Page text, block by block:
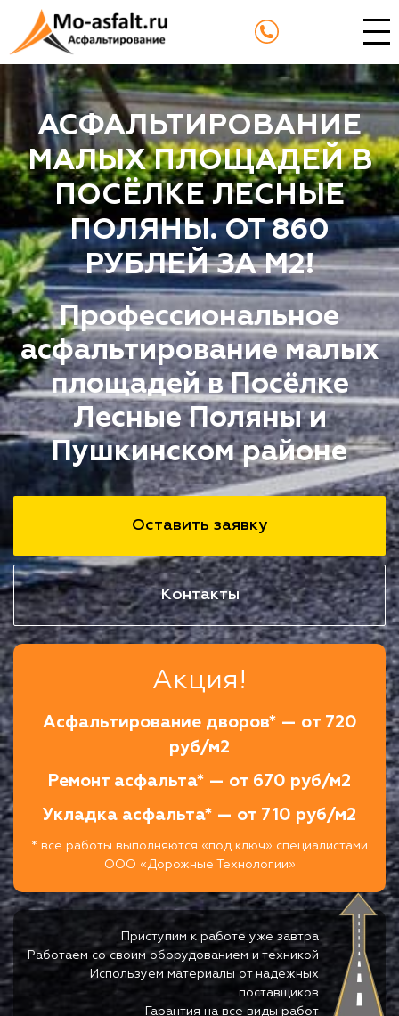
АСФАЛЬТИРОВАНИЕ
МАЛЫХ ПЛОЩАДЕЙ В
ПОСЁЛКЕ ЛЕСНЫЕ
ПОЛЯНЫ. ОТ 860
РУБЛЕЙ ЗА М2!
Профессиональное
асфальтирование малых
площадей в Посёлке
Лесные Поляны и
Пушкинском районе
Оставить заявку
Контакты
Акция!
Асфальтирование дворов* — от 720
руб/м2
Ремонт асфальта* — от 670 руб/м2
Укладка асфальта* — от 710 руб/м2
* все работы выполняются «под ключ» специалистами
ООО «Дорожные Технологии»
Приступим к работе уже завтра
Работаем со своим оборудованием и техникой
Используем материалы от надежных
поставщиков
Гарантия на все виды работ